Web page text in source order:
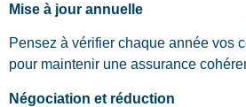
Mise à jour annuelle
Pensez à vérifier chaque année vos
pour maintenir une assurance
Négociation et réduction